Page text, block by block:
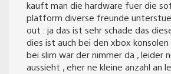
kauft man die hardware fuer die
platform diverse freunde
out : ja das ist sehr schade das
dies ist auch bei den xbox konsolen
bei slim war der nimmer da , leider
aussieht , eher ne kleine anzahl an